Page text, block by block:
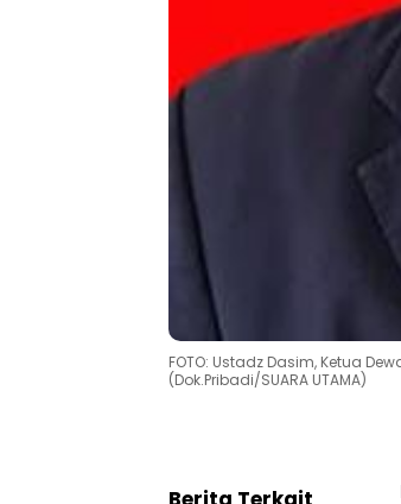
FOTO: Ustadz Dasim, Ketua
(Dok.Pribadi/SUARA UTAMA)